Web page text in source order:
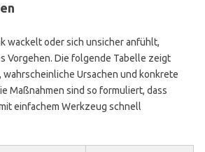
wackelt oder sich unsicher anfühlt,
Vorgehen. Die folgende Tabelle zeigt
wahrscheinliche Ursachen und konkrete
Maßnahmen sind so formuliert, dass
einfachem Werkzeug schnell